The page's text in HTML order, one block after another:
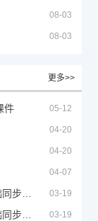
08-03
08-03
更多>>
件 05-12
04-20
04-20
04-07
03-19
03-19